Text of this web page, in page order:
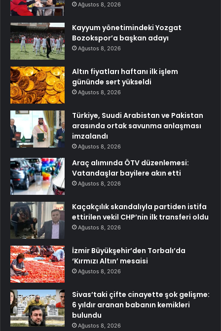
Ağustos 8, 2026
Kayyum yönetimindeki Yozgat
Bozokspor’a başkan adayı
Ağustos 8, 2026
Altın fiyatları haftanı ilk işlem
gününde sert yükseldi
Ağustos 8, 2026
Türkiye, Suudi Arabistan ve Pakistan
arasında ortak savunma anlaşması
imzalandı
Ağustos 8, 2026
Araç alımında ÖTV düzenlemesi:
Vatandaşlar bayilere akın etti
Ağustos 8, 2026
Kaçakçılık skandalıyla partiden istifa
ettirilen vekil CHP’nin ilk transferi oldu
Ağustos 8, 2026
İzmir Büyükşehir’den Torbalı’da
‘Kırmızı Altın’ mesaisi
Ağustos 8, 2026
Sivas’taki çifte cinayette şok gelişme:
6 yıldır aranan babanın kemikleri
bulundu
Ağustos 8, 2026